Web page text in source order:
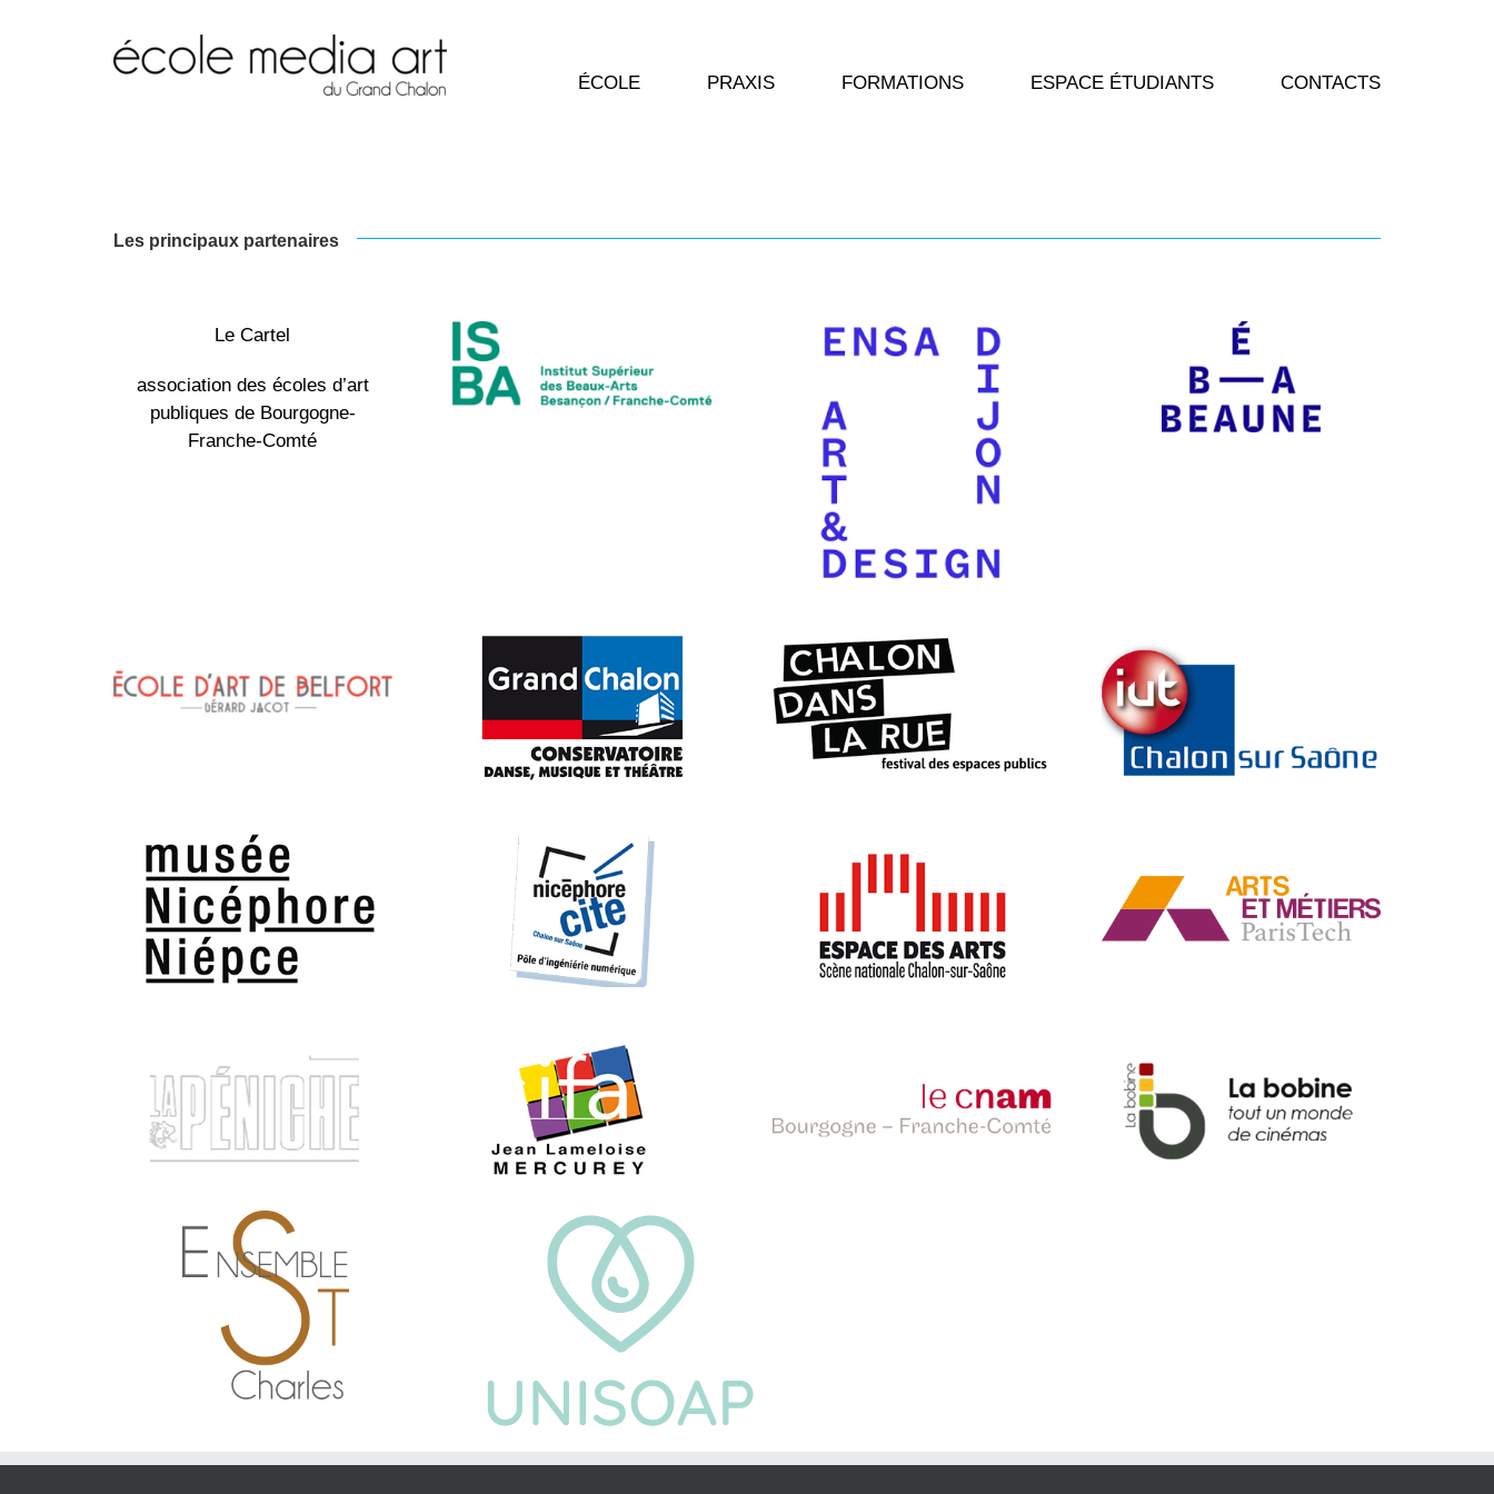
ÉCOLE PRAXIS FORMATIONS ESPACE ÉTUDIANTS CONTACTS
Les principaux partenaires
Le Cartel
association des écoles d’art
publiques de Bourgogne-
Franche-Comté